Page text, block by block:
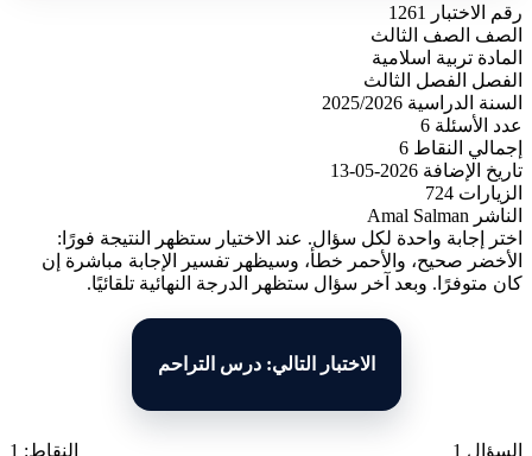
رقم الاختبار
1261
الصف
الصف الثالث
المادة تربية اسلامية
الفصل
الفصل الثالث
السنة الدراسية 2025/2026
عدد الأسئلة 6
إجمالي النقاط 6
تاريخ الإضافة 2026-05-13
الزيارات 724
الناشر Amal Salman
اختر إجابة واحدة لكل سؤال. عند الاختيار ستظهر النتيجة فورًا:
الأخضر صحيح، والأحمر خطأ، وسيظهر تفسير الإجابة مباشرة إن
كان متوفرًا. وبعد آخر سؤال ستظهر الدرجة النهائية تلقائيًا.
الاختبار التالي: درس التراحم
السؤال 1
النقاط: 1